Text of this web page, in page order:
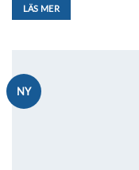
LÄS MER
NY